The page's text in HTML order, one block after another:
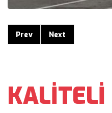
Prev Next
KALİTELİ